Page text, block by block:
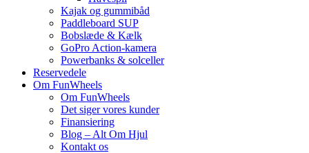
Kajak og gummibåd
Paddleboard SUP
Bobslæde & Kælk
GoPro Action-kamera
Powerbanks & solceller
Reservedele
Om FunWheels
Om FunWheels
Det siger vores kunder
Finansiering
Blog – Alt Om Hjul
Kontakt os